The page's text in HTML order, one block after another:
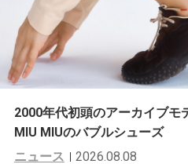
2000年代初頭のアーカイブモ
MIU MIUのバブルシューズ
ニュース
2026.08.08